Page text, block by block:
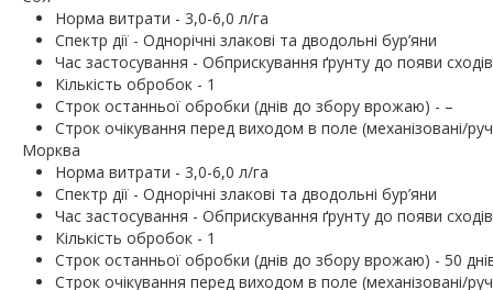
Норма витрати - 3,0-6,0 л/га
Спектр дії - Однорічні злакові та дводольні бур’яни
Час застосування - Обприскування ґрунту до появи
Кількість обробок - 1
Строк останньої обробки (днів до збору врожаю) - –
Строк очікування перед виходом в поле (механізовані/
Морква
Норма витрати - 3,0-6,0 л/га
Спектр дії - Однорічні злакові та дводольні бур’яни
Час застосування - Обприскування ґрунту до появи
Кількість обробок - 1
Строк останньої обробки (днів до збору врожаю) - 50
Строк очікування перед виходом в поле (механізовані/